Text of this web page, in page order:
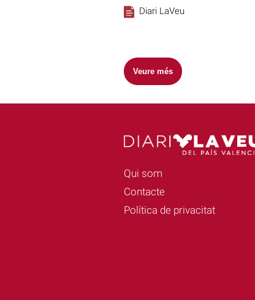
Diari LaVeu
Veure més
Qui som
Contacte
Política de privacitat